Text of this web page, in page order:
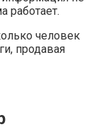
работает.
человек
продавая